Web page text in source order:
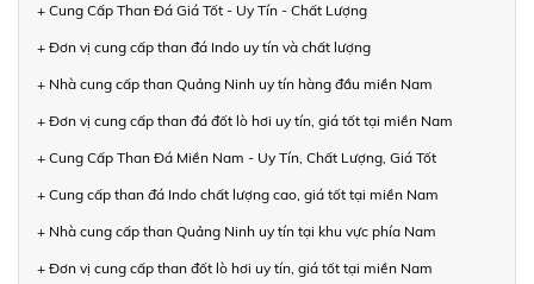
+ Cung Cấp Than Đá Giá Tốt - Uy Tín - Chất Lượng
+ Đơn vị cung cấp than đá Indo uy tín và chất lượng
+ Nhà cung cấp than Quảng Ninh uy tín hàng đầu miền Nam
+ Đơn vị cung cấp than đá đốt lò hơi uy tín, giá tốt tại miền Nam
+ Cung Cấp Than Đá Miền Nam - Uy Tín, Chất Lượng, Giá Tốt
+ Cung cấp than đá Indo chất lượng cao, giá tốt tại miền Nam
+ Nhà cung cấp than Quảng Ninh uy tín tại khu vực phía Nam
+ Đơn vị cung cấp than đốt lò hơi uy tín, giá tốt tại miền Nam